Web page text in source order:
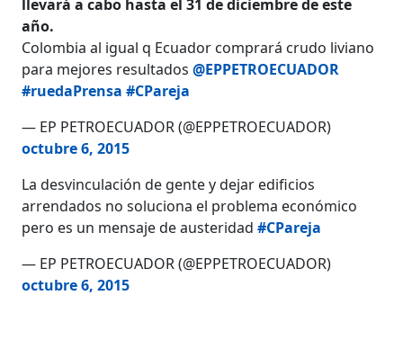
llevará a cabo hasta el 31 de diciembre de este
año.
Colombia al igual q Ecuador comprará crudo liviano
para mejores resultados@EPPETROECUADOR
#ruedaPrensa #CPareja
— EP PETROECUADOR (@EPPETROECUADOR)
octubre 6, 2015
La desvinculación de gente y dejar edificios
arrendados no soluciona el problema económico
pero es un mensaje de austeridad#CPareja
— EP PETROECUADOR (@EPPETROECUADOR)
octubre 6, 2015